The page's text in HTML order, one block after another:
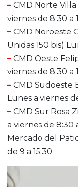
– CMD Norte Villa
viernes de 8:30 a
– CMD Noroeste
Unidas 150 bis)
– CMD Oeste
viernes de 8:30 a
– CMD Sudoeste
Lunes a viernes
– CMD Sur Rosa
a viernes de 8:30
Mercado del
de 9 a 15:30